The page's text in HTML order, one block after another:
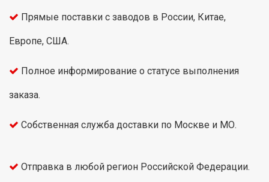
Прямые поставки с заводов в России, Китае,
Европе, США.
Полное информирование о статусе выполнения
заказа.
Собственная служба доставки по Москве и МО.
Отправка в любой регион Российской Федерации.